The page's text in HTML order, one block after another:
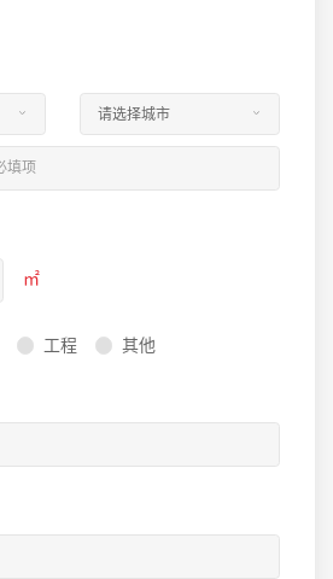
㎡
工程 其他